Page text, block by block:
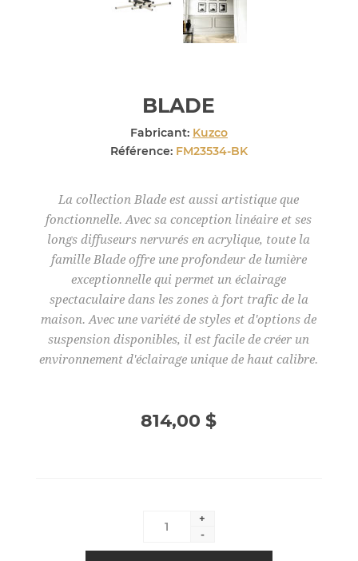
BLADE
Fabricant: Kuzco
Référence: FM23534-BK
La collection Blade est aussi artistique que
fonctionnelle. Avec sa conception linéaire et ses
longs diffuseurs nervurés en acrylique, toute la
famille Blade offre une profondeur de lumière
exceptionnelle qui permet un éclairage
spectaculaire dans les zones à fort trafic de la
maison. Avec une variété de styles et d'options de
suspension disponibles, il est facile de créer un
environnement d'éclairage unique de haut calibre.
814,00 $
+
-